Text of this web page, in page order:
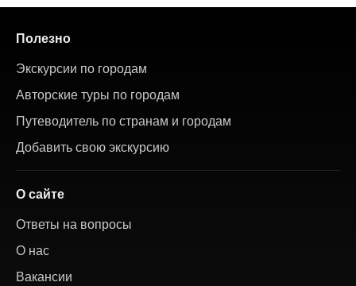
Полезно
Экскурсии по городам
Авторские туры по городам
Путеводитель по странам и городам
Добавить свою экскурсию
О сайте
Ответы на вопросы
О нас
Вакансии